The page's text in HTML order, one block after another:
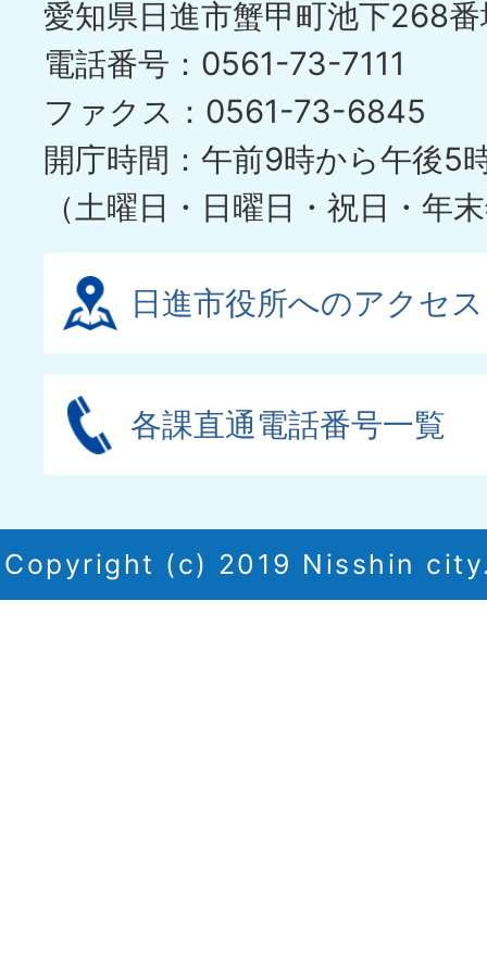
ラ
イ
ド
愛知県日進市蟹甲町池下268
電話番号：0561-73-7111
ファクス：0561-73-6845
開庁時間：午前9時から午後5
（土曜日・日曜日・祝日・年
日進市役所へのアクセス
各課直通電話番号一覧
Copyright (c) 2019 Nisshin